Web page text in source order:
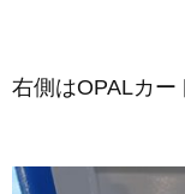
右側はOPALカー